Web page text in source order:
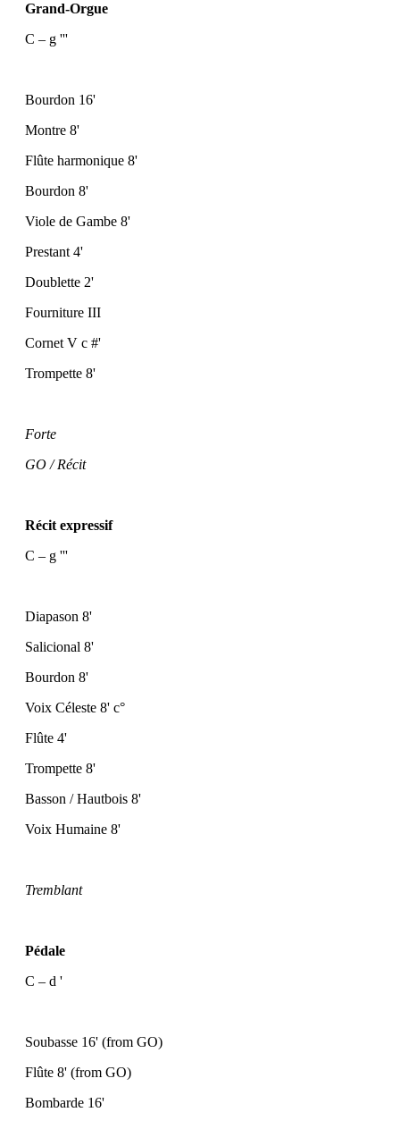
Grand-Orgue
C – g '''
Bourdon 16'
Montre 8'
Flûte harmonique 8'
Bourdon 8'
Viole de Gambe 8'
Prestant 4'
Doublette 2'
Fourniture III
Cornet V c #'
Trompette 8'
Forte
GO / Récit
Récit expressif
C – g '''
Diapason 8'
Salicional 8'
Bourdon 8'
Voix Céleste 8' c°
Flûte 4'
Trompette 8'
Basson / Hautbois 8'
Voix Humaine 8'
Tremblant
Pédale
C – d '
Soubasse 16' (from GO)
Flûte 8' (from GO)
Bombarde 16'